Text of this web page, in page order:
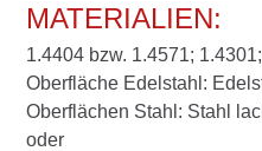
MATERIALIEN:
1.4404 bzw. 1.4571;
Oberfläche Edelstahl:
Oberflächen Stahl: Stahl
oder